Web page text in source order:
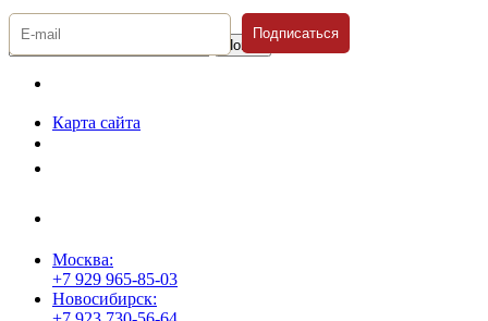
Подписаться
Карта сайта
Москва:
+7 929 965-85-03
Новосибирск: